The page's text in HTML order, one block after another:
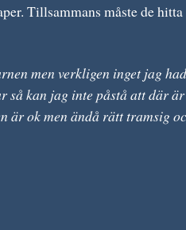
Tillsammans måste de
men verkligen inget jag
så kan jag inte påstå att där
är ok men ändå rätt tramsig